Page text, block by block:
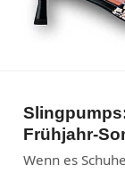
Frühjahr-
Wenn es